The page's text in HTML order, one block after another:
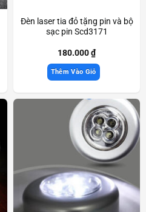
Đèn laser tia đỏ tặng pin và bộ
sạc pin Scd3171
180.000₫
Thêm Vào Giỏ